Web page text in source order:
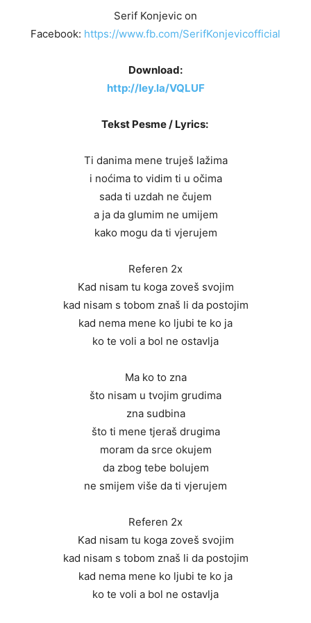
Serif Konjevic on
Facebook: https://www.fb.com/SerifKonjevicofficial
Download:
http://ley.la/VQLUF
Tekst Pesme / Lyrics:
Ti danima mene truješ lažima
i noćima to vidim ti u očima
sada ti uzdah ne čujem
a ja da glumim ne umijem
kako mogu da ti vjerujem
Referen 2x
Kad nisam tu koga zoveš svojim
kad nisam s tobom znaš li da postojim
kad nema mene ko ljubi te ko ja
ko te voli a bol ne ostavlja
Ma ko to zna
što nisam u tvojim grudima
zna sudbina
što ti mene tjeraš drugima
moram da srce okujem
da zbog tebe bolujem
ne smijem više da ti vjerujem
Referen 2x
Kad nisam tu koga zoveš svojim
kad nisam s tobom znaš li da postojim
kad nema mene ko ljubi te ko ja
ko te voli a bol ne ostavlja